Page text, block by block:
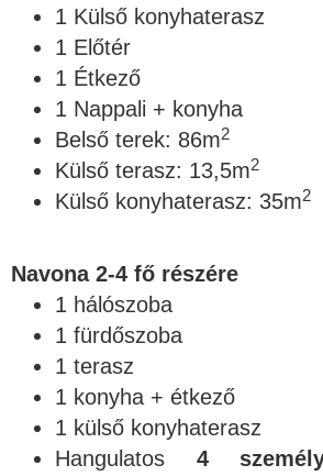
1 Külső konyhaterasz
1 Előtér
1 Étkező
1 Nappali + konyha
Belső terek: 86m2
Külső terasz: 13,5m2
Külső konyhaterasz: 35m2
Navona 2-4 fő részére
1 hálószoba
1 fürdőszoba
1 terasz
1 konyha + étkező
1 külső konyhaterasz
Hangulatos 4